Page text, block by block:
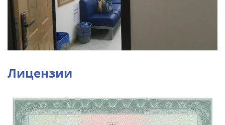
Лицензии